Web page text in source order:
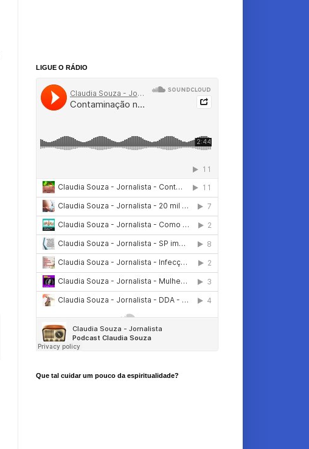
LIGUE O RÁDIO
Que tal cuidar um pouco da espiritualidade?